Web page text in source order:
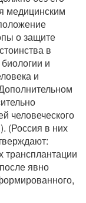
медицинским
о защите
в
и
и
человеческого
(Россия в них
трансплантации
явно